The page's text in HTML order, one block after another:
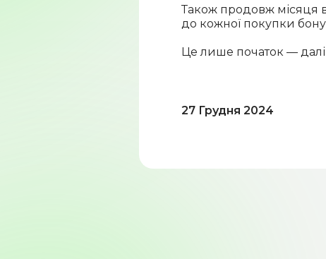
Також продовж місяця
до кожної покупки
Це лише початок —
27 Грудня 2024